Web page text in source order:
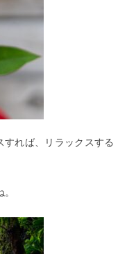
れば、リラックスする